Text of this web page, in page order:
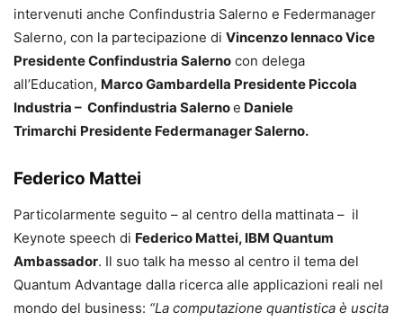
intervenuti anche Confindustria Salerno e Federmanager
Salerno, con la partecipazione di Vincenzo IennacoVice
Presidente Confindustria Salerno con delega
all’Education, Marco Gambardella Presidente Piccola
Industria – Confindustria Salernoe Daniele
Trimarchi Presidente Federmanager Salerno.
Federico Mattei
Particolarmente seguito – al centro della mattinata – il
Keynote speech di Federico Mattei, IBM Quantum
Ambassador. Il suo talk ha messo al centro il tema del
Quantum Advantage dalla ricerca alle applicazioni reali nel
mondo del business: “La computazione quantistica è uscita